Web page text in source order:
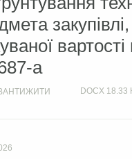
a
DOCX 18.33